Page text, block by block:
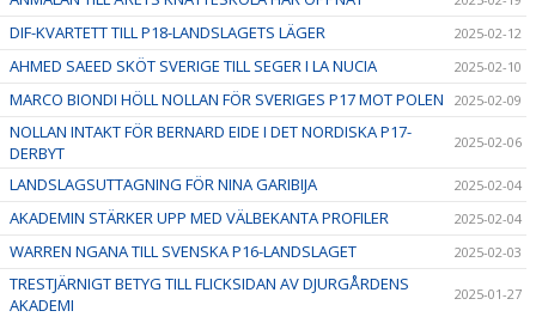
DIF-KVARTETT TILL P18-LANDSLAGETS LÄGER 2025-02-12
AHMED SAEED SKÖT SVERIGE TILL SEGER I LA NUCIA 2025-02-10
MARCO BIONDI HÖLL NOLLAN FÖR SVERIGES P17 MOT POLEN 2025-02-09
NOLLAN INTAKT FÖR BERNARD EIDE I DET NORDISKA P17-
DERBYT
2025-02-06
LANDSLAGSUTTAGNING FÖR NINA GARIBIJA 2025-02-04
AKADEMIN STÄRKER UPP MED VÄLBEKANTA PROFILER 2025-02-04
WARREN NGANA TILL SVENSKA P16-LANDSLAGET 2025-02-03
TRESTJÄRNIGT BETYG TILL FLICKSIDAN AV DJURGÅRDENS
AKADEMI
2025-01-27